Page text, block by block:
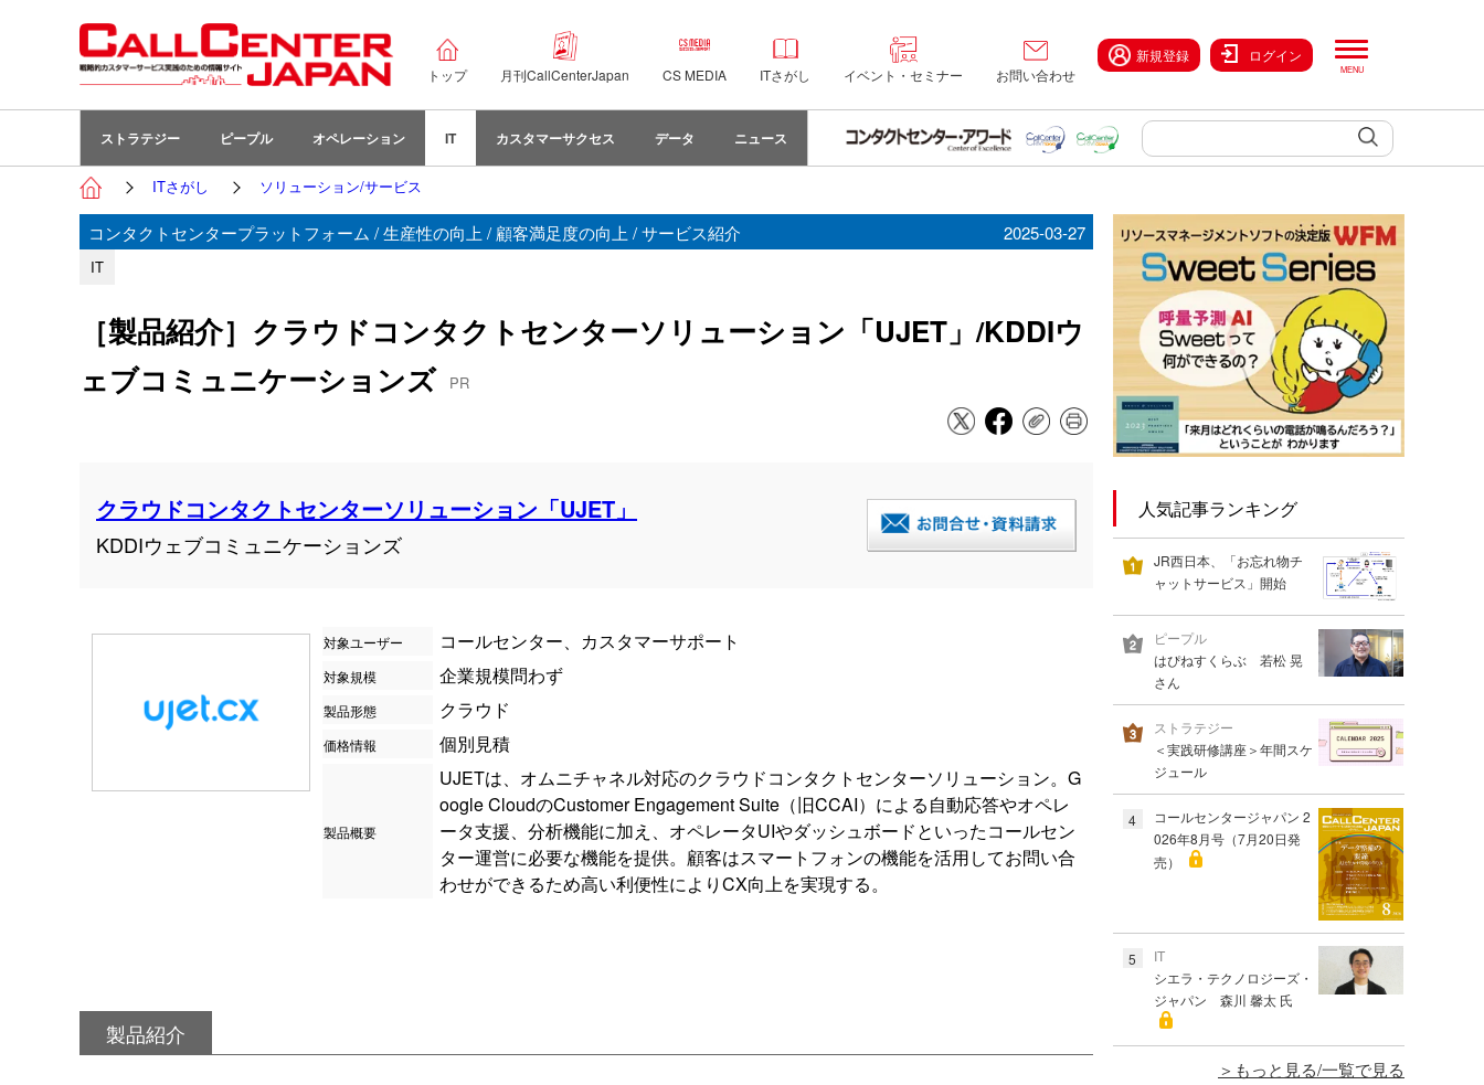
トップ 月刊CallCenterJapan CS MEDIA ITさがし イベント・セミナー お問い合わせ
新規登録 ログイン
ストラテジー ピープル オペレーション IT カスタマーサクセス データ ニュース
ITさがし ソリューション/サービス
コンタクトセンタープラットフォーム / 生産性の向上 / 顧客満足度の向上 / サービス紹介 2025-03-27
IT
［製品紹介］クラウドコンタクトセンターソリューション「UJET」/KDDIウ
ェブコミュニケーションズ
PR
クラウドコンタクトセンターソリューション「UJET」
KDDIウェブコミュニケーションズ
対象ユーザー コールセンター、カスタマーサポート
対象規模 企業規模問わず
製品形態 クラウド
価格情報 個別見積
製品概要
UJETは、オムニチャネル対応のクラウドコンタクトセンターソリューション。G
oogle CloudのCustomer Engagement Suite（旧CCAI）による自動応答やオペレ
ータ支援、分析機能に加え、オペレータUIやダッシュボードといったコールセン
ター運営に必要な機能を提供。顧客はスマートフォンの機能を活用してお問い合
わせができるため高い利便性によりCX向上を実現する。
製品紹介
人気記事ランキング
JR西日本、「お忘れ物チ
ャットサービス」開始
ピープル
はぴねすくらぶ 若松 晃
さん
ストラテジー
＜実践研修講座＞年間スケ
ジュール
4
コールセンタージャパン 2
026年8月号（7月20日発
売）
5
IT
シエラ・テクノロジーズ・
ジャパン 森川 馨太 氏
もっと見る/一覧で見る